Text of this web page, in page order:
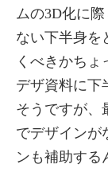
ムの3D化に
ない下半身を
くべきかちょ
デザ資料に下
そうですが、
でデザインが
ンも補助する